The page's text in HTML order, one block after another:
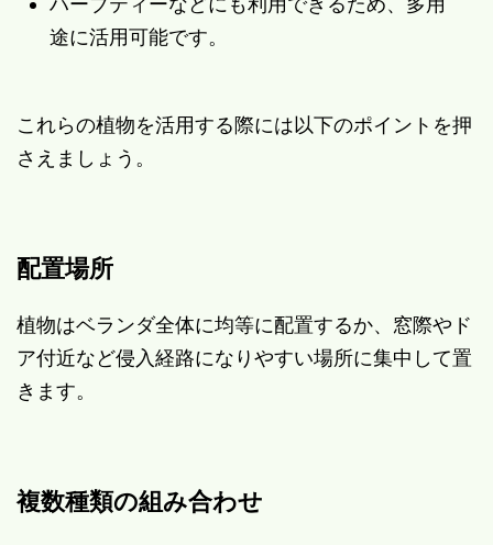
途に活用可能です。
これらの植物を活用する際には以下のポイントを押
さえましょう。
配置場所
植物はベランダ全体に均等に配置するか、窓際やド
ア付近など侵入経路になりやすい場所に集中して置
きます。
複数種類の組み合わせ